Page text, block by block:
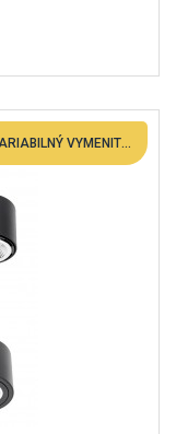
VHODNÉ DO BYTOVÝCH PRIESTOROV, VARIABILNÝ VYMENITEĽNÁ LED